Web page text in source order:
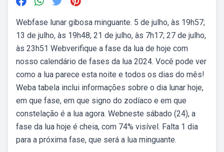
Webfase lunar gibosa minguante. 5 de julho, às 19h57;
13 de julho, às 19h48; 21 de julho, às 7h17; 27 de julho,
às 23h51 Webverifique a fase da lua de hoje com
nosso calendário de fases da lua 2024. Você pode ver
como a lua parece esta noite e todos os dias do mês!
Weba tabela inclui informações sobre o dia lunar hoje,
em que fase, em que signo do zodíaco e em que
constelação é a lua agora. Webneste sábado (24), a
fase da lua hoje é cheia, com 74% visível. Falta 1 dia
para a próxima fase, que será a lua minguante.